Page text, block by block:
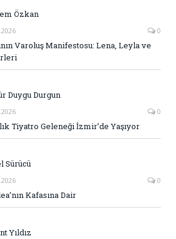
Özkan
0
Varoluş Manifestosu: Lena, Leyla ve
Duygu Durgun
0
Tiyatro Geleneği İzmir’de Yaşıyor
Sürücü
0
Kafasına Dair
Yıldız